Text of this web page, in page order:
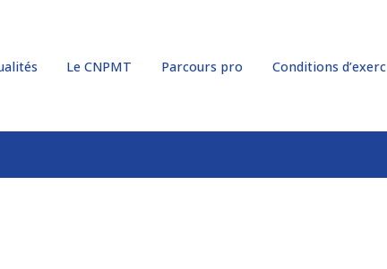
Le CNPMT Parcours pro Conditions